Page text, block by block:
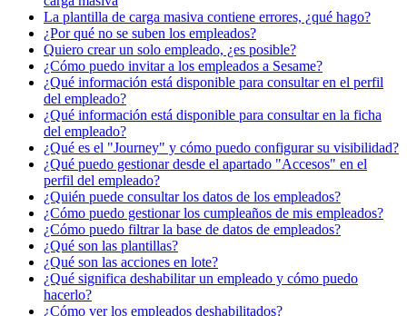
La plantilla de carga masiva contiene errores, ¿qué hago?
¿Por qué no se suben los empleados?
Quiero crear un solo empleado, ¿es posible?
¿Cómo puedo invitar a los empleados a Sesame?
¿Qué información está disponible para consultar en el perfil
del empleado?
¿Qué información está disponible para consultar en la ficha
del empleado?
¿Qué es el "Journey" y cómo puedo configurar su visibilidad?
¿Qué puedo gestionar desde el apartado "Accesos" en el
perfil del empleado?
¿Quién puede consultar los datos de los empleados?
¿Cómo puedo gestionar los cumpleaños de mis empleados?
¿Cómo puedo filtrar la base de datos de empleados?
¿Qué son las plantillas?
¿Qué son las acciones en lote?
¿Qué significa deshabilitar un empleado y cómo puedo
hacerlo?
¿Cómo ver los empleados deshabilitados?